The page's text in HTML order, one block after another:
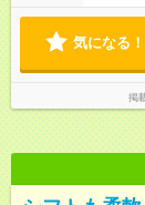
気になる！
掲